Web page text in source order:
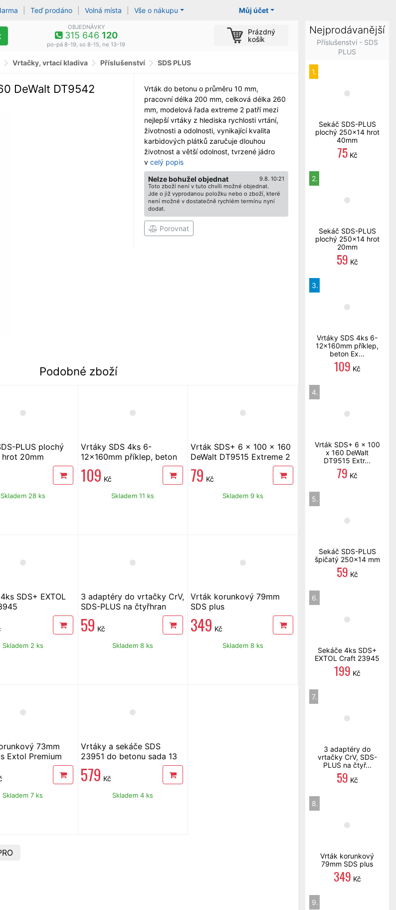
Můj účet
Teď prodáno Volná místa Vše o nákupu
OBJEDNÁVKY
315 646 120
po-pá 8-19, so 8-15, ne 13-19
Prázdný
košík
Vrtačky, vrtací kladiva Příslušenství SDS PLUS
Vrták do betonu o průměru 10 mm,
pracovní délka 200 mm, celková délka 260
mm, modelová řada extreme 2 patří mezi
nejlepší vrtáky z hlediska rychlosti vrtání,
životnosti a odolnosti, vynikající kvalita
karbidových plátků zaručuje dlouhou
životnost a větší odolnost, tvrzené jádro
v celý popis
9.8. 10:21
Nelze bohužel objednat
Toto zboží není v tuto chvíli možné objednat.
Jde o již vyprodanou položku nebo o zboží, které
není možné v dostatečně rychlém termínu nyní
dodat.
Porovnat
DeWalt DT9542
Podobné zboží
PLUS plochý
20mm
Skladem 28 ks
Vrtáky SDS 4ks 6-
12x160mm příklep, beton
109 Kč
Skladem 11 ks
Vrták SDS+ 6 x 100 x 160
DeWalt DT9515 Extreme 2
79 Kč
Skladem 9 ks
SDS+ EXTOL
Skladem 2 ks
3 adaptéry do vrtačky CrV,
SDS-PLUS na čtyřhran
59 Kč
Skladem 8 ks
Vrták korunkový 79mm
SDS plus
349 Kč
Skladem 8 ks
73mm
Extol Premium
Skladem 7 ks
Vrtáky a sekáče SDS
23951 do betonu sada 13
579 Kč
Skladem 4 ks
Nejprodávanější
Příslušenství - SDS
PLUS
1.
Sekáč SDS-PLUS
plochý 250x14 hrot
40mm
75Kč
2.
Sekáč SDS-PLUS
plochý 250x14 hrot
20mm
59 Kč
3.
Vrtáky SDS 4ks 6-
12x160mm příklep,
beton Ex...
109 Kč
4.
Vrták SDS+ 6 x 100
x 160 DeWalt
DT9515 Extr...
79 Kč
5.
Sekáč SDS-PLUS
špičatý 250x14 mm
59 Kč
6.
Sekáče 4ks SDS+
EXTOL Craft 23945
199 Kč
7.
3 adaptéry do
vrtačky CrV, SDS-
PLUS na čtyř...
59 Kč
8.
Vrták korunkový
79mm SDS plus
349 Kč
9.